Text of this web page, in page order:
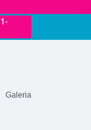
Galeria